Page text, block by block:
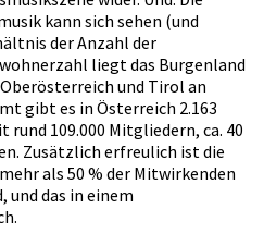
kann sich sehen (und
der Anzahl der
liegt das Burgenland
und Tirol an
gibt es in Österreich 2.163
109.000 Mitgliedern, ca. 40
Zusätzlich erfreulich ist die
als 50 % der Mitwirkenden
und das in einem